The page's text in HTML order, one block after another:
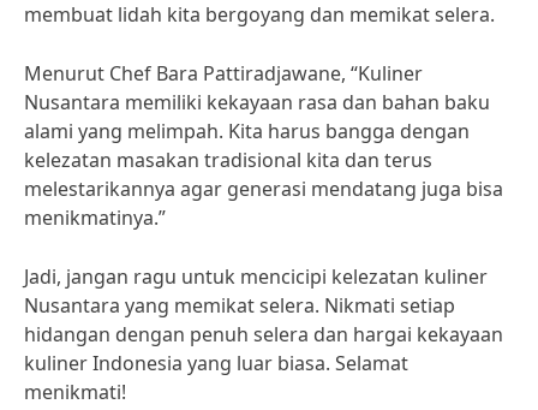
membuat lidah kita bergoyang dan memikat selera.
Menurut Chef Bara Pattiradjawane, “Kuliner
Nusantara memiliki kekayaan rasa dan bahan baku
alami yang melimpah. Kita harus bangga dengan
kelezatan masakan tradisional kita dan terus
melestarikannya agar generasi mendatang juga bisa
menikmatinya.”
Jadi, jangan ragu untuk mencicipi kelezatan kuliner
Nusantara yang memikat selera. Nikmati setiap
hidangan dengan penuh selera dan hargai kekayaan
kuliner Indonesia yang luar biasa. Selamat
menikmati!